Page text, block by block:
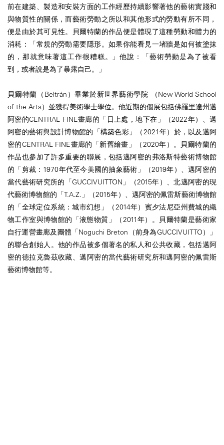
前在建築、製造和安裝方面的工作經歷持續影響著他的藝術實踐和
與物質性的關係，而藝術勞動之所以和其他形式的勞動有所不同，
便是由於其可見性。貝爾特蘭的作品便是體現了這種勞動和體力的
消耗：「常規的勞動需要隱形。如果你能看見一堵牆是如何被塗抹
的，那就意味著這工作很糟糕。」他說：「藝術勞動是為了被看
到，或者說是為了暴露自己。」
貝爾特蘭（Beltrán）畢業於新世界藝術學院 （New World School
of the Arts）並獲得美術學士學位。他近期的個展包括佛羅里達州邁
阿密的CENTRAL FINE畫廊的「日上處，地下在」（2022年）、邁
阿密的藝術與設計博物館的「構築色彩」（2021年）於，以及邁阿
密的CENTRAL FINE畫廊的「新舊繪畫」（2020年）。貝爾特蘭的
作品也參加了許多重要的聯展，包括邁阿密的弗洛斯特藝術博物館
的「剪裁：1970年代至今美國的抽象藝術」（2019年）、邁阿密的
當代藝術研究所的「GUCCIVUITTON」（2015年）、北邁阿密的現
代藝術博物館的「T.A.Z.」（2015年）、邁阿密的佩雷斯藝術博物館
的「全球定位系統：城市幻想」（2014年）賓夕法尼亞州費城的織
物工作室與博物館的「液態物質」（2011年）。貝爾特蘭是藝術家
自行運營畫廊及團體「Noguchi Breton（前身為GUCCIVUITTO）」
的聯合創始人。他的作品被多個著名的私人和公共收藏，包括邁阿
密的德拉克魯茲收藏、邁阿密的當代藝術研究所和邁阿密的佩雷斯
藝術博物館等。